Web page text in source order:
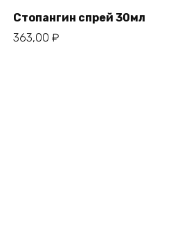
Стопангин спрей 30мл
363,00 ₽